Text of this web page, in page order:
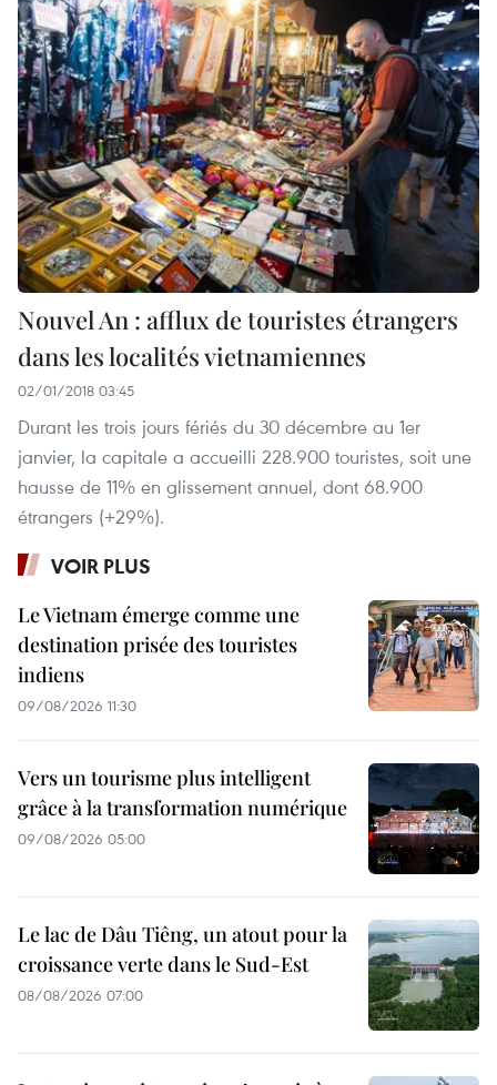
Nouvel An : afflux de touristes étrangers
dans les localités vietnamiennes
02/01/2018 03:45
Durant les trois jours fériés du 30 décembre au 1er
janvier, la capitale a accueilli 228.900 touristes, soit une
hausse de 11% en glissement annuel, dont 68.900
étrangers (+29%).
VOIR PLUS
Le Vietnam émerge comme une
destination prisée des touristes
indiens
09/08/2026 11:30
Vers un tourisme plus intelligent
grâce à la transformation numérique
09/08/2026 05:00
Le lac de Dâu Tiêng, un atout pour la
croissance verte dans le Sud-Est
08/08/2026 07:00